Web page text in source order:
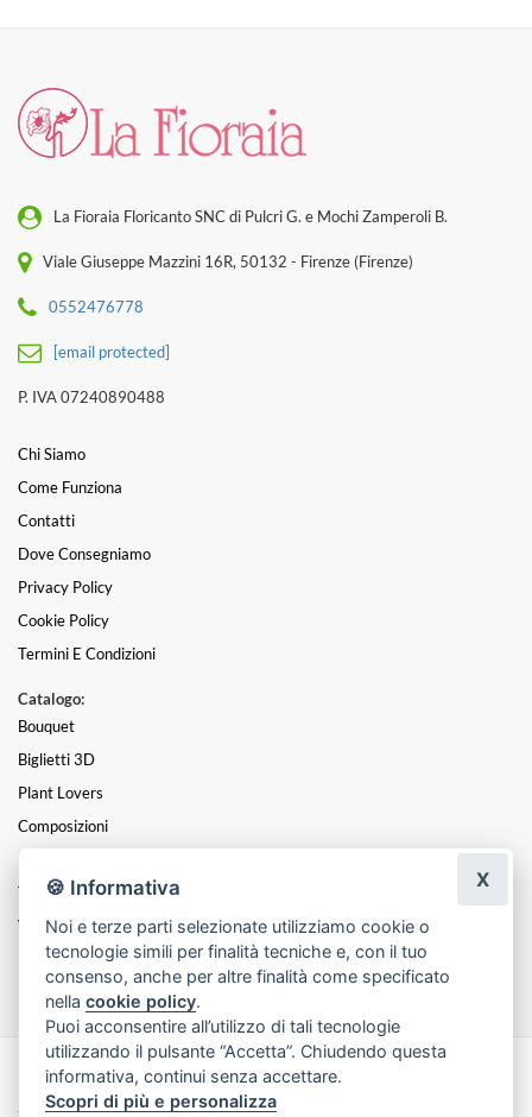
La Fioraia Floricanto SNC di Pulcri G. e Mochi Zamperoli B.
Viale Giuseppe Mazzini 16R, 50132 - Firenze (Firenze)
0552476778
[email protected]
P. IVA 07240890488
Chi Siamo
Come Funziona
Contatti
Dove Consegniamo
Privacy Policy
Cookie Policy
Termini E Condizioni
Catalogo:
Bouquet
Biglietti 3D
Plant Lovers
Composizioni
Rosa Rosae
Timeless
Viva Viva Le Coroncine!!!
Funebre
Made with byInfoser.it- Realizzazione Siti ecommerce per Fioristi
2026
🍪 Informativa
Noi e terze parti selezionate utilizziamo cookie o
tecnologie simili per finalità tecniche e, con il tuo
consenso, anche per altre finalità come specificato
nellacookie policy.
Puoi acconsentire all’utilizzo di tali tecnologie
utilizzando il pulsante “Accetta”. Chiudendo questa
informativa, continui senza accettare.
Scopri di più e personalizza
X